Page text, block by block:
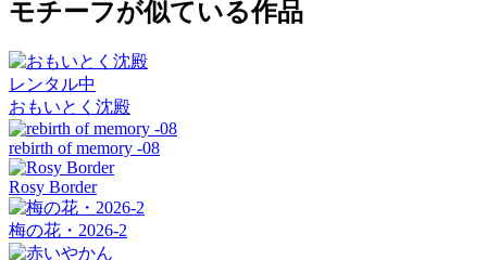
モチーフが似ている作品
レンタル中
おもいとく沈殿
rebirth of memory -08
Rosy Border
梅の花・2026-2